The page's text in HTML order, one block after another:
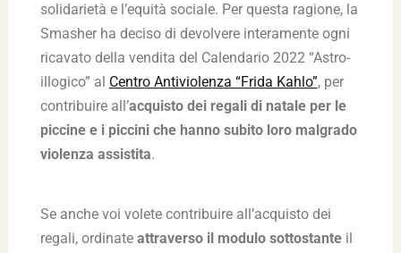
solidarietà e l’equità sociale. Per questa ragione, la
Smasher ha deciso di devolvere interamente ogni
ricavato della vendita del Calendario 2022 “Astro-
illogico” al Centro Antiviolenza “Frida Kahlo”, per
contribuire all’acquisto dei regali di natale per le
piccine e i piccini che hanno subito loro malgrado
violenza assistita.
Se anche voi volete contribuire all’acquisto dei
regali, ordinate attraverso il modulo sottostanteil